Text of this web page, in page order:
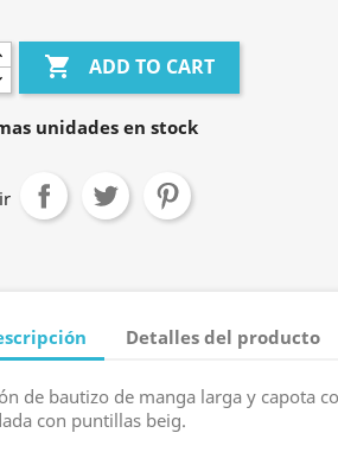
 ADD TO CART
unidades en stock
Detalles del producto
de bautizo de manga larga y capota
con puntillas beig.